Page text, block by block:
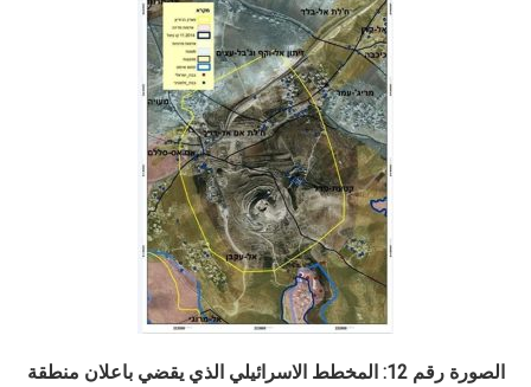
الصورة رقم 12: المخطط الاسرائيلي الذي يقضي باعلان منطقة